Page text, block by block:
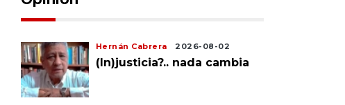
Hernán Cabrera 2026-08-02
(In)justicia?.. nada cambia